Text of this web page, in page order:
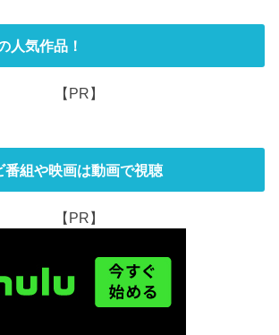
人気作品！
【PR】
番組や映画は動画で視聴
【PR】